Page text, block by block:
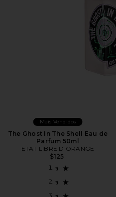
Mais Vendidos
The Ghost In The Shell Eau de
Parfum 50ml
ETAT LIBRE D'ORANGE
$125